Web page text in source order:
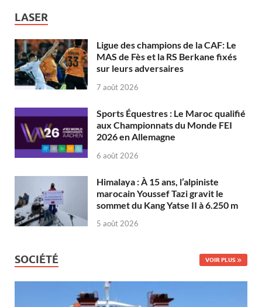
LASER
Ligue des champions de la CAF: Le
MAS de Fès et la RS Berkane fixés
sur leurs adversaires
7 août 2026
Sports Équestres : Le Maroc qualifié
aux Championnats du Monde FEI
2026 en Allemagne
6 août 2026
Himalaya : À 15 ans, l’alpiniste
marocain Youssef Tazi gravit le
sommet du Kang Yatse II à 6.250 m
5 août 2026
SOCIÉTÉ VOIR PLUS